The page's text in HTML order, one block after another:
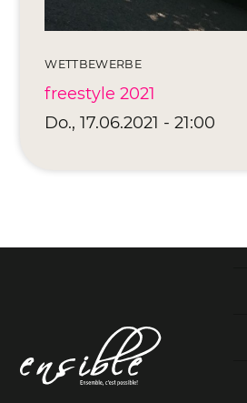
WETTBEWERBE
freestyle 2021
Do., 17.06.2021 - 21:00